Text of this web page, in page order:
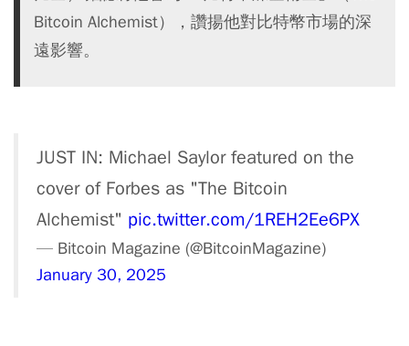
Bitcoin Alchemist），讚揚他對比特幣市場的深
遠影響。
JUST IN: Michael Saylor featured on the
cover of Forbes as "The Bitcoin
Alchemist" pic.twitter.com/1REH2Ee6PX
— Bitcoin Magazine (@BitcoinMagazine)
January 30, 2025